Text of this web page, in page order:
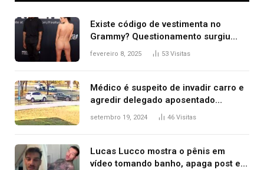
Existe código de vestimenta no
Grammy? Questionamento surgiu
após Bianca Censori, mulher de
fevereiro 8, 2025 53 Visitas
Médico é suspeito de invadir carro e
agredir delegado aposentado
durante confusão no trânsito
setembro 19, 2024 46 Visitas
Lucas Lucco mostra o pênis em
vídeo tomando banho, apaga post e